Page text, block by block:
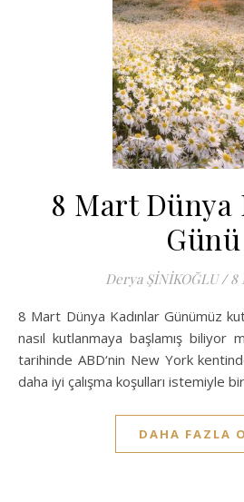
8 Mart Dünya
Günü
Derya ŞİNİKOĞLU / 8
8 Mart Dünya Kadınlar Günümüz kutlu olsun.. Kadınlar günü
nasıl kutlanmaya başlamış biliyor
tarihinde ABD‘nin New York
daha iyi çalışma koşulları istemiyle
DAHA FAZLA